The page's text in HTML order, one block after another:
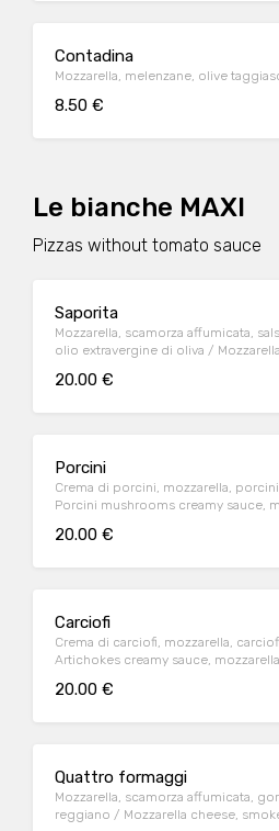
Contadina
Mozzarella, melenzane, olive
8.50 €
Le bianche MAXI
Pizzas without tomato sauce
Saporita
Mozzarella, scamorza affumicata,
olio extravergine di oliva /
20.00 €
Porcini
Crema di porcini, mozzarella,
Porcini mushrooms creamy sauce,
20.00 €
Carciofi
Crema di carciofi, mozzarella,
Artichokes creamy sauce,
20.00 €
Quattro formaggi
Mozzarella, scamorza affumicata,
reggiano / Mozzarella cheese,